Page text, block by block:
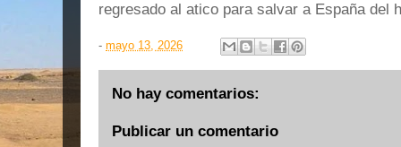
regresado al atico para salvar a España del
- mayo 13, 2026
No hay comentarios:
Publicar un comentario